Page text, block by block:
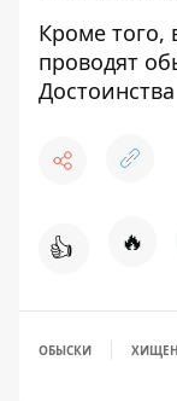
Кроме того,
проводят
Достоинства
👍 🔥
ОБЫСКИ